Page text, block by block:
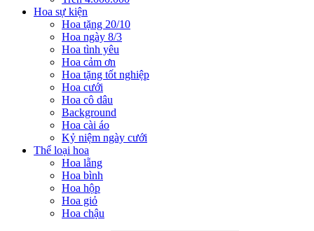
Hoa sự kiện
Hoa tặng 20/10
Hoa ngày 8/3
Hoa tình yêu
Hoa cảm ơn
Hoa tặng tốt nghiệp
Hoa cưới
Hoa cô dâu
Background
Hoa cài áo
Kỷ niệm ngày cưới
Thể loại hoa
Hoa lẵng
Hoa bình
Hoa hộp
Hoa giỏ
Hoa chậu